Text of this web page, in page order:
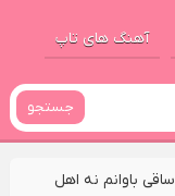
آهنگ های تاپ
جستجو
باوانم نه اهل